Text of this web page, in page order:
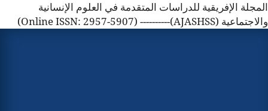
المجلة الإفريقية للدراسات المتقدمة في العلوم الإنسانية
والاجتماعية (AJASHSS)---------- (Online ISSN: 2957-5907)